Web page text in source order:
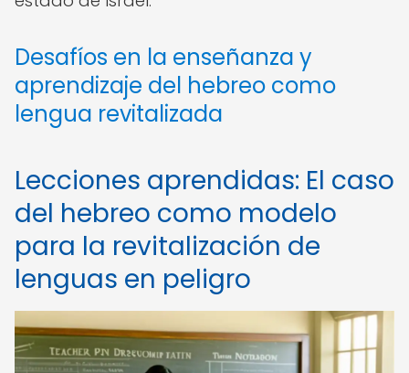
Desafíos en la enseñanza y
aprendizaje del hebreo como
lengua revitalizada
Lecciones aprendidas: El caso
del hebreo como modelo
para la revitalización de
lenguas en peligro